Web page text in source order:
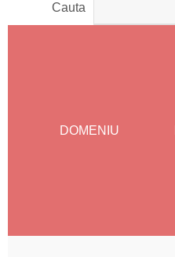
Cauta
DOMENIU